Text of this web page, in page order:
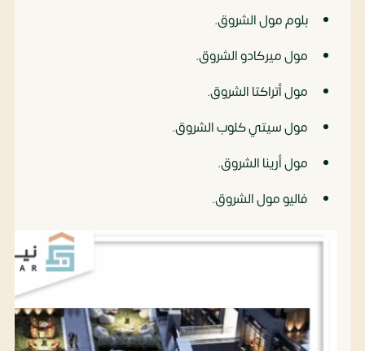
بلوم مول الشروق.
مول ميركادو الشروق.
مول أتراكتا الشروق.
مول سيتي كلوب الشروق.
مول أرينا الشروق.
فاليو مول الشروق.